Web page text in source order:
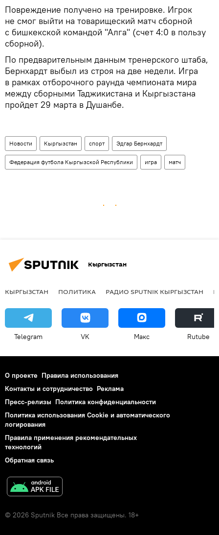
Повреждение получено на тренировке. Игрок
не смог выйти на товарищеский матч сборной
с бишкекской командой "Алга" (счет 4:0 в пользу
сборной).
По предварительным данным тренерского штаба,
Бернхардт выбыл из строя на две недели. Игра
в рамках отборочного раунда чемпионата мира
между сборными Таджикистана и Кыргызстана
пройдет 29 марта в Душанбе.
Новости Кыргызстан спорт Эдгар Бернхардт
Федерация футбола Кыргызской Республики игра матч
Кыргызстан
КЫРГЫЗСТАН ПОЛИТИКА РАДИО SPUTNIK КЫРГЫЗСТАН
Telegram VK Макс Rutube
О проекте Правила использования
Контакты и сотрудничество Реклама
Пресс-релизы Политика конфиденциальности
Политика использования Cookie и автоматического
логирования
Правила применения рекомендательных
технологий
Обратная связь
© 2026 Sputnik Все права защищены. 18+